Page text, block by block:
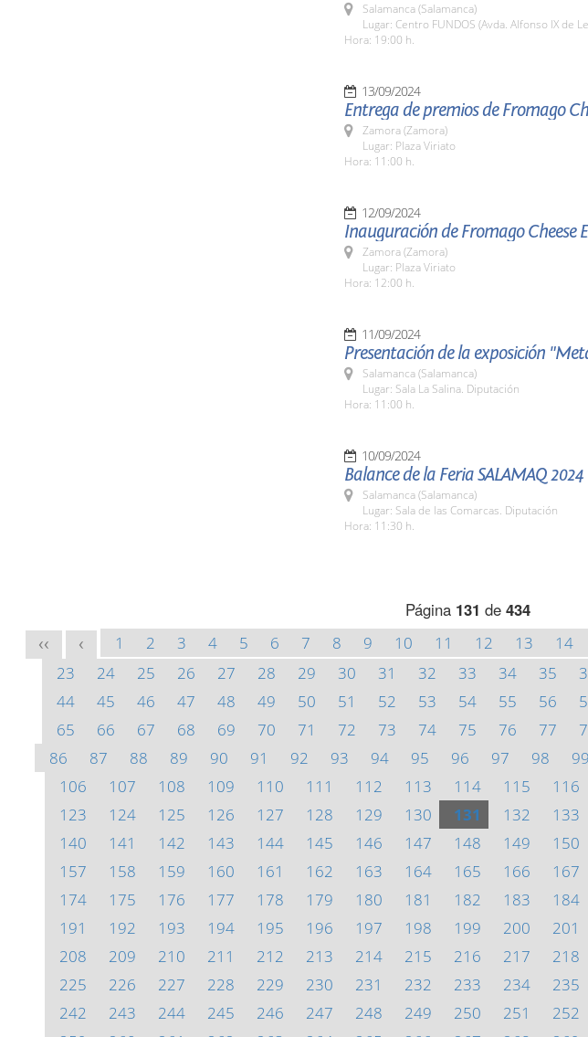
Salamanca (Salamanca)
Lugar: Centro FUNDOS (Avda. Alfonso IX de
Hora: 19:00 h.
13/09/2024
Entrega de premios de Fromago
Zamora (Zamora)
Lugar: Plaza Viriato
Hora: 11:00 h.
12/09/2024
Inauguración de Fromago Cheese
Zamora (Zamora)
Lugar: Plaza Viriato
Hora: 12:00 h.
11/09/2024
Presentación de la exposición
Salamanca (Salamanca)
Lugar: Sala La Salina. Diputación
Hora: 11:00 h.
10/09/2024
Balance de la Feria SALAMAQ 2024
Salamanca (Salamanca)
Lugar: Sala de las Comarcas. Diputación
Hora: 11:30 h.
Página 131 de 434
<< < 1 2 3 4 5 6 7 8 9 10 11 12 13 14
23
24 25 26 27 28 29 30 31 32 33 34 35
44
45 46 47 48 49 50 51 52 53 54 55 56
65
66 67 68 69 70 71 72 73 74 75 76 77
86
87 88 89 90 91 92 93 94 95 96 97 98 99
106
107 108 109 110 111 112 113 114 115 116
123
124 125 126 127 128 129 130 131 132 133
140
141 142 143 144 145 146 147 148 149 150
157
158 159 160 161 162 163 164 165 166 167
174
175 176 177 178 179 180 181 182 183 184
191
192 193 194 195 196 197 198 199 200 201
208
209 210 211 212 213 214 215 216 217 218
225
226 227 228 229 230 231 232 233 234 235
242
243 244 245 246 247 248 249 250 251 252